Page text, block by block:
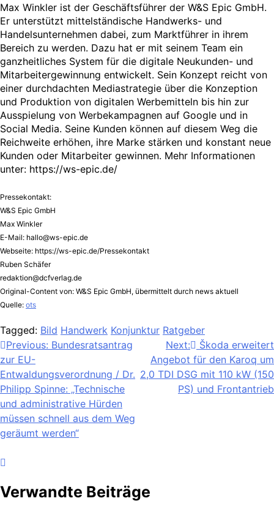
Max Winkler ist der Geschäftsführer der W&S Epic GmbH.
Er unterstützt mittelständische Handwerks- und
Handelsunternehmen dabei, zum Marktführer in ihrem
Bereich zu werden. Dazu hat er mit seinem Team ein
ganzheitliches System für die digitale Neukunden- und
Mitarbeitergewinnung entwickelt. Sein Konzept reicht von
einer durchdachten Mediastrategie über die Konzeption
und Produktion von digitalen Werbemitteln bis hin zur
Ausspielung von Werbekampagnen auf Google und in
Social Media. Seine Kunden können auf diesem Weg die
Reichweite erhöhen, ihre Marke stärken und konstant neue
Kunden oder Mitarbeiter gewinnen. Mehr Informationen
unter: https://ws-epic.de/
Pressekontakt:
W&S Epic GmbH
Max Winkler
E-Mail: hallo@ws-epic.de
Webseite: https://ws-epic.de/Pressekontakt
Ruben Schäfer
redaktion@dcfverlag.de
Original-Content von: W&S Epic GmbH, übermittelt durch news aktuell
Quelle: ots
Tagged: Bild Handwerk Konjunktur Ratgeber
Beitragsnavigation
Previous: Bundesratsantrag
zur EU-
Entwaldungsverordnung / Dr.
Philipp Spinne: „Technische
und administrative Hürden
müssen schnell aus dem Weg
geräumt werden“
Next:
Škoda erweitert
Angebot für den Karoq um
2,0 TDI DSG mit 110 kW (150
PS) und Frontantrieb
Verwandte Beiträge